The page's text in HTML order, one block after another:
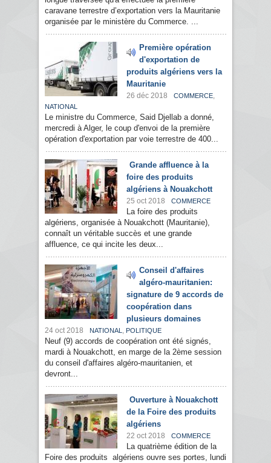
caravane terrestre d’exportation vers la Mauritanie
organisée par le ministère du Commerce. ...
Première opération
d'exportation de
produits algériens vers la
Mauritanie
26 déc 2018 COMMERCE,
NATIONAL
Le ministre du Commerce, Said Djellab a donné,
mercredi à Alger, le coup d'envoi de la première
opération d'exportation par voie terrestre de 400...
Grande affluence à la
foire des produits
algériens à Nouakchott
25 oct 2018 COMMERCE
La foire des produits
algériens, organisée à Nouakchott (Mauritanie),
connaît un véritable succès et une grande
affluence, ce qui incite les deux...
Conseil d'affaires
algéro-mauritanien:
signature de 9 accords de
coopération dans
plusieurs domaines
24 oct 2018 NATIONAL , POLITIQUE
Neuf (9) accords de coopération ont été signés,
mardi à Nouakchott, en marge de la 2ème session
du conseil d'affaires algéro-mauritanien, et
devront...
Ouverture à Nouakchott
de la Foire des produits
algériens
22 oct 2018 COMMERCE
La quatrième édition de la
Foire des produits algériens ouvre ses portes, lundi